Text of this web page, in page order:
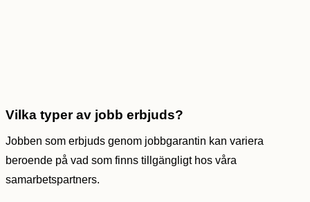
Vilka typer av jobb erbjuds?
Jobben som erbjuds genom jobbgarantin kan variera
beroende på vad som finns tillgängligt hos våra
samarbetspartners.